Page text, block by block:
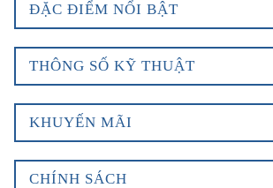
ĐẶC ĐIỂM NỔI BẬT
THÔNG SỐ KỸ THUẬT
KHUYẾN MÃI
CHÍNH SÁCH